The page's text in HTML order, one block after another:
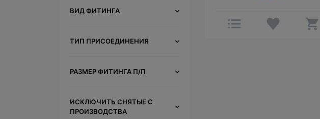
ВИД ФИТИНГА
ТИП ПРИСОЕДИНЕНИЯ
РАЗМЕР ФИТИНГА П/П
ИСКЛЮЧИТЬ СНЯТЫЕ С
ПРОИЗВОДСТВА